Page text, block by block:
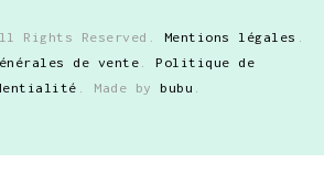
Rights Reserved. Mentions légales .
de vente.Politique de
. Made bybubu .